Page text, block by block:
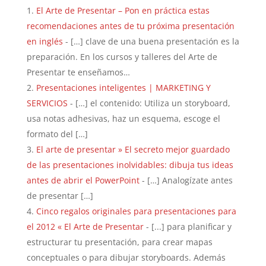
El Arte de Presentar – Pon en práctica estas
recomendaciones antes de tu próxima presentación
en inglés - […] clave de una buena presentación es la
preparación. En los cursos y talleres del Arte de
Presentar te enseñamos…
Presentaciones inteligentes | MARKETING Y
SERVICIOS - […] el contenido: Utiliza un storyboard,
usa notas adhesivas, haz un esquema, escoge el
formato del […]
El arte de presentar » El secreto mejor guardado
de las presentaciones inolvidables: dibuja tus ideas
antes de abrir el PowerPoint- […] Analogízate antes
de presentar […]
Cinco regalos originales para presentaciones para
el 2012 « El Arte de Presentar- [...] para planificar y
estructurar tu presentación, para crear mapas
conceptuales o para dibujar storyboards. Además